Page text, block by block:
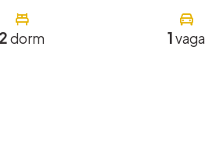
2 dorm 1vaga